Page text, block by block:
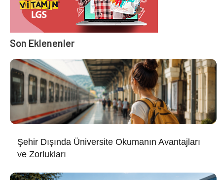
Son Eklenenler
Şehir Dışında Üniversite Okumanın Avantajları
ve Zorlukları